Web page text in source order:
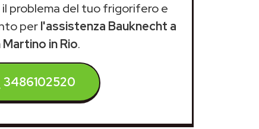
problema del tuo frigorifero e
perl'assistenza Bauknecht a
Martino in Rio.
3486102520